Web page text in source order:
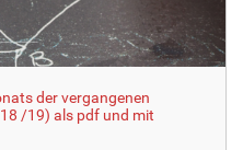
der vergangenen
/19) als pdf und mit